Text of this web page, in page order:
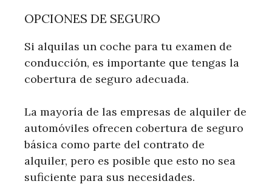
OPCIONES DE SEGURO
Si alquilas un coche para tu examen de
conducción, es importante que tengas la
cobertura de seguro adecuada.
La mayoría de las empresas de alquiler de
automóviles ofrecen cobertura de seguro
básica como parte del contrato de
alquiler, pero es posible que esto no sea
suficiente para sus necesidades.